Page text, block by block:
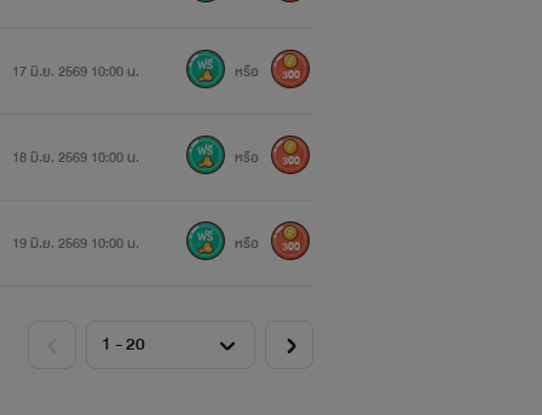
17 มิ.ย. 2569 10:00 น. หรือ 300
18 มิ.ย. 2569 10:00 น. หรือ 300
19 มิ.ย. 2569 10:00 น. หรือ 300